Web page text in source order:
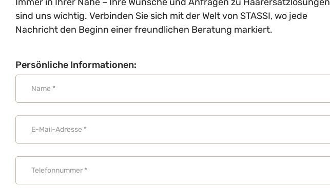
sind uns wichtig. Verbinden Sie sich mit der Welt von STASSI, wo jede
Nachricht den Beginn einer freundlichen Beratung markiert.
Persönliche Informationen: